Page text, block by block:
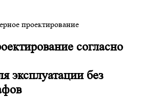
проектирование
согласно
без